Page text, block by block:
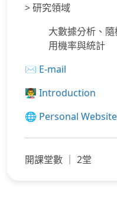
> 研究領域
大數據分析、
用機率與統計
✉️ E-mail
👨‍🏫 Introduction
🌐 Personal Website
開課堂數 ｜ 2堂